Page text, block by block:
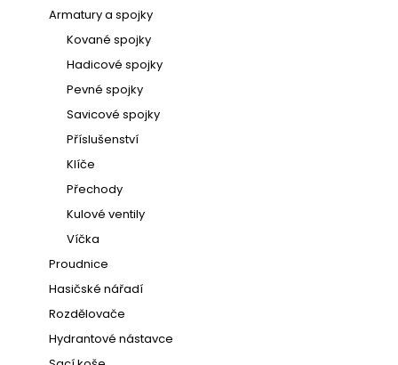
Armatury a spojky
Kované spojky
Hadicové spojky
Pevné spojky
Savicové spojky
Příslušenství
Klíče
Přechody
Kulové ventily
Víčka
Proudnice
Hasičské nářadí
Rozdělovače
Hydrantové nástavce